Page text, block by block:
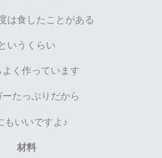
は食したことがある
というくらい
く作っています
ーたっぷりだから
もいいですよ♪
材料